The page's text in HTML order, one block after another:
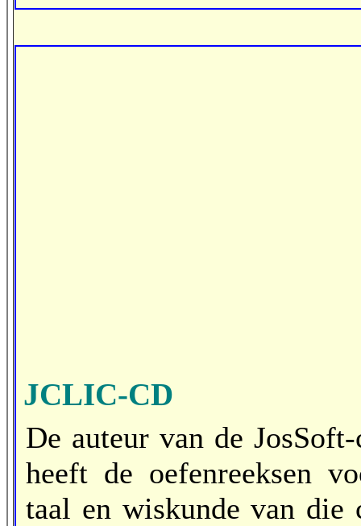
JCLIC-CD
De auteur van de
heeft de oefenreeksen
taal en wiskunde van die